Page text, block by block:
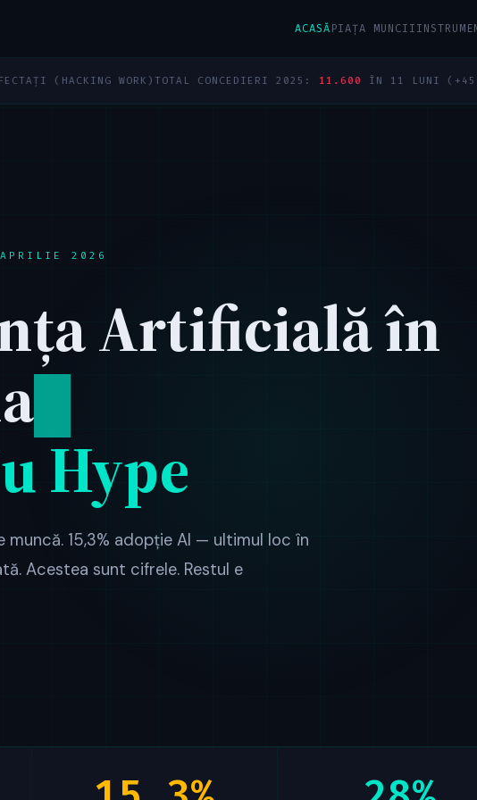
ACASĂPIAȚA MUNCII
WORK)TOTAL CONCEDIERI 2025:11.600ÎN 11 LUNI (+45% YoY)
APRILIE 2026
Artificială în
Hype
muncă. 15,3% adopție AI — ultimul loc în
Acestea sunt cifrele. Restul e